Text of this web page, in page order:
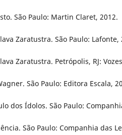
São Paulo: Martin Claret, 2012.
Falava Zaratustra. São Paulo: Lafonte,
Zaratustra. Petrópolis, RJ:
Wagner. São Paulo: Editora Escala,
dos Ídolos. São Paulo:
Ciência. São Paulo: Companhia das